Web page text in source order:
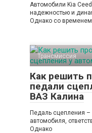
Автомобили Kia
надежностью и
Однако со
Трансмиссия
Как решить
педали
ВАЗ Калина
Педаль сцепления
автомобиля,
Однако